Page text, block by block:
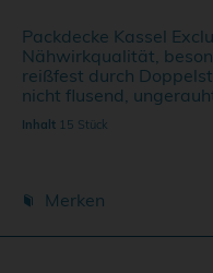
Packdecke Kassel
Nähwirkqualität,
reißfest durch
nicht flusend,
mit Vlies ausgerüstet,
an den Längsseiten,
Inhalt 15 Stück
Merken